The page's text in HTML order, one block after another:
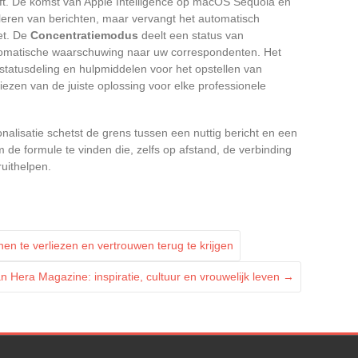
van berichten, maar vervangt het automatisch
De Concentratiemodus deelt een status van
waarschuwing naar uw correspondenten. Het
en hulpmiddelen voor het opstellen van
van de juiste oplossing voor elke professionele
schetst de grens tussen een nuttig bericht en een
de formule te vinden die, zelfs op afstand, de verbinding
te verliezen en vertrouwen terug te krijgen
Hera Magazine: inspiratie, cultuur en vrouwelijk leven →